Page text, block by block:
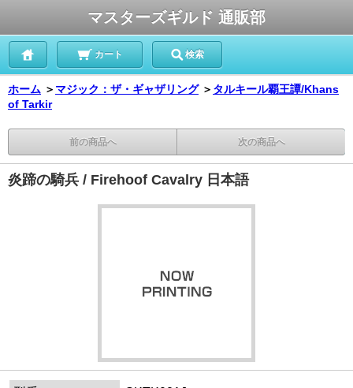
マスターズギルド 通販部
カート 検索
ホーム ＞ マジック：ザ・ギャザリング ＞ タルキール覇王譚/Khans
of Tarkir
前の商品へ 次の商品へ
炎蹄の騎兵 / Firehoof Cavalry 日本語